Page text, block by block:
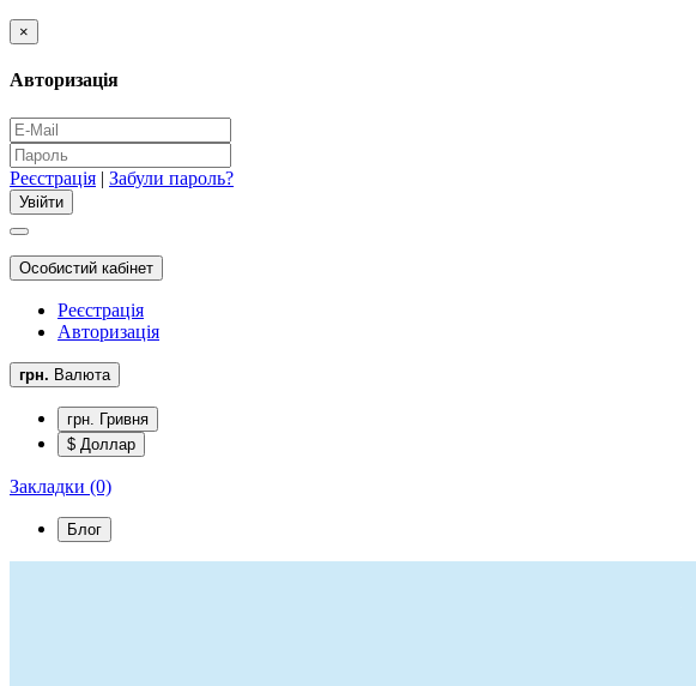
×
Авторизація
Реєстрація | Забули пароль?
Особистий кабінет
Реєстрація
Авторизація
грн. Валюта
грн. Гривня
$ Доллар
Закладки (0)
Блог